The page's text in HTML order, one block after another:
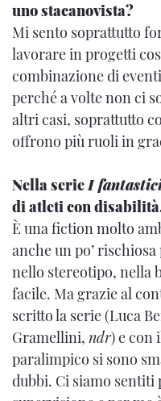
uno stacanovista?
Mi sento soprattutto
lavorare in progetti
combinazione di
perché a volte non ci
altri casi, soprattutto
offrono più ruoli in
Nella serieI
di atleti con
È una fiction molto
anche un po’
nello stereotipo, nella
facile. Ma grazie al
scritto la serie (Luca
Gramellini, ndr) e con
paralimpico si sono
dubbi. Ci siamo sentiti